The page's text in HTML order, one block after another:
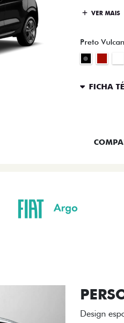
VER MAIS
Preto
FICHA
A flag